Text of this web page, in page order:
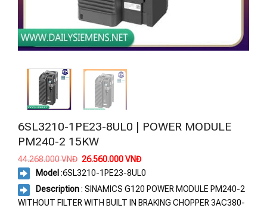
6SL3210-1PE23-8UL0 | POWER MODULE
PM240-2 15KW
44.268.000VNĐ Giá
là:
44.268.000 VNĐ.
26.560.000VNĐGiá
tại
là:
26.560.000 VNĐ.
Model :6SL3210-1PE23-8UL0
Description: SINAMICS G120 POWER MODULE PM240-2
WITHOUT FILTER WITH BUILT IN BRAKING CHOPPER 3AC380-